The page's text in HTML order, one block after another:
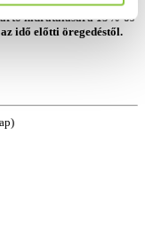
hidratálására 15%-os
idő előtti öregedéstől.